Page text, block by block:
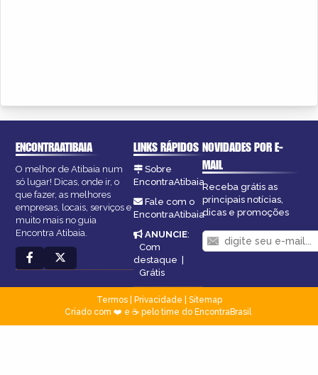
ENCONTRAATIBAIA
O melhor de Atibaia num
só lugar! Dicas, onde ir, o
que fazer, as melhores
empresas, locais, serviços e
muito mais no guia
Encontra Atibaia.
LINKS RÁPIDOS
Sobre
EncontraAtibaia
Fale com o
EncontraAtibaia
ANUNCIE:
Com
destaque |
Grátis
NOVIDADES POR E-
MAIL
Receba grátis as
principais notícias,
dicas e promoções
Termos| Privacidade
Sitemap
Criado com ❤️ e ☕ pelo time do EncontraBrasil